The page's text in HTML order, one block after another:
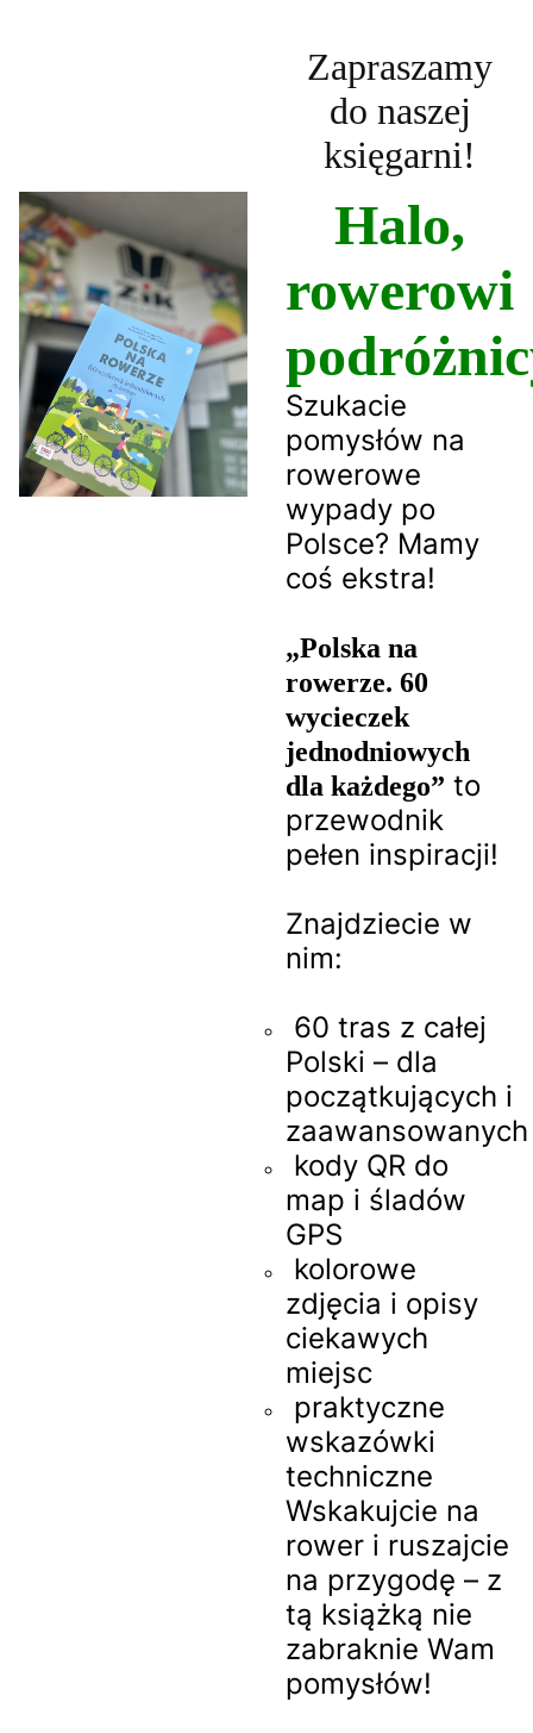
Zapraszamy
do naszej
księgarni!
Halo,
rowerowi
Szukacie
pomysłów na
rowerowe
wypady po
Polsce? Mamy
coś ekstra!
„Polska na
rowerze. 60
wycieczek
jednodniowych
dla każdego” to
przewodnik
pełen inspiracji!
Znajdziecie w
nim:
60 tras z całej
Polski – dla
początkujących i
zaawansowanych
kody QR do
map i śladów
GPS
kolorowe
zdjęcia i opisy
ciekawych
miejsc
praktyczne
wskazówki
techniczne
Wskakujcie na
rower i ruszajcie
na przygodę – z
tą książką nie
zabraknie Wam
pomysłów!